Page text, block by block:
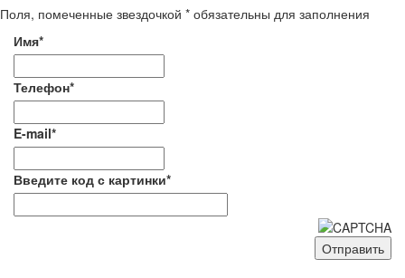
Поля, помеченные звездочкой * обязательны для заполнения
Имя*
Телефон*
E-mail*
Введите код с картинки*